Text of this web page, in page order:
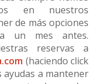
en nuestros
de más opciones
un mes antes.
reservas a
(haciendo click
ayudas a mantener